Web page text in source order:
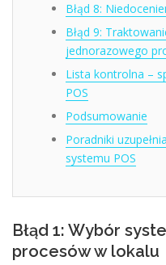
Błąd 8:
Błąd 9:
jednorazowego
Lista kontrolna –
POS
Podsumowanie
Poradniki
systemu POS
Błąd 1: Wybór
procesów w lokalu